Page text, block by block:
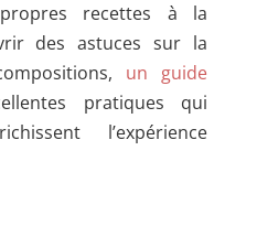
recettes à la
des astuces sur la
un guide
pratiques qui
l’expérience